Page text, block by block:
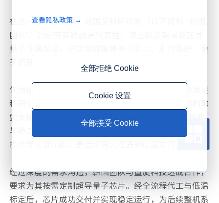
在这一技术浪潮中，韩国某科研机构（以下简称 “韩国
团队”）的研究实践颇具代表性。该团队长期深耕超导
量子计算前沿，研究领域覆盖
、测控系统、量
子机器学习等方向。
作为依托超导量子计算整机开展研究的团队，一枚满足
科研实验要求的超导量子芯片，是其推进所有工作的重
要支撑 —— 作为量子计算机的核心部件，芯片的性能
与稳定性，直接影响着整机系统能否实现稳定的量子门
操作等关键功能，是后续研究推进的底层支撑。
经过深度的需求沟通，韩国团队与量旋科技达成合作，
要求为其按需定制超导量子芯片。经全流程代工与低温
标定后，芯片成功交付并实现稳定运行，为后续整机系
查看隐私政策 →
全部拒绝 Cookie
Cookie 设置
全部接受 Cookie